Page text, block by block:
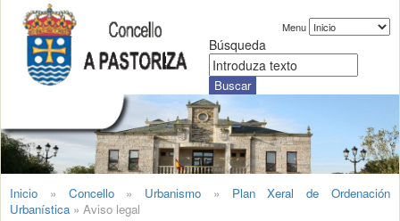
Menu
Búsqueda
Inicio » Concello» Urbanismo » Plan Xeral de Ordenación
Urbanística » Aviso legal